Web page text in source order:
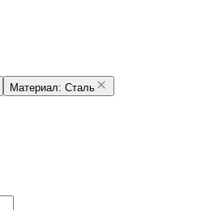
Материал: Сталь